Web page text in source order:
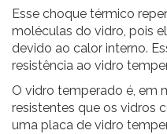
Esse choque térmico
moléculas do vidro, pois
devido ao calor interno.
resistência ao vidro
O vidro temperado é, em
resistentes que os vidros
uma placa de vidro